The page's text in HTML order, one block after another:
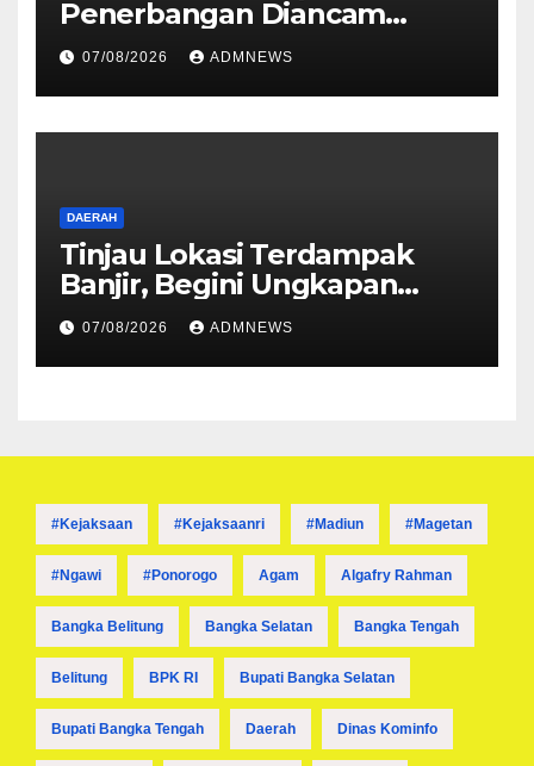
Penerbangan Diancam
Ditembak Mati OPM
07/08/2026 ADMNEWS
DAERAH
Tinjau Lokasi Terdampak
Banjir, Begini Ungkapan
Mahyeldi
07/08/2026 ADMNEWS
#kejaksaan #kejaksaanri #madiun #magetan
#ngawi #ponorogo Agam Algafry Rahman
Bangka Belitung Bangka Selatan Bangka Tengah
Belitung BPK RI Bupati Bangka Selatan
Bupati Bangka Tengah Daerah Dinas Kominfo